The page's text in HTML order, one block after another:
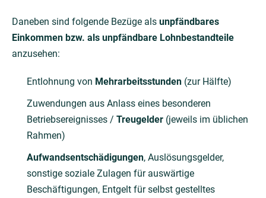
Daneben sind folgende Bezüge als unpfändbares
Einkommen bzw. als unpfändbare Lohnbestandteile
anzusehen:
Entlohnung von Mehrarbeitsstunden (zur Hälfte)
Zuwendungen aus Anlass eines besonderen
Betriebsereignisses / Treugelder (jeweils im üblichen
Rahmen)
Aufwandsentschädigungen, Auslösungsgelder,
sonstige soziale Zulagen für auswärtige
Beschäftigungen, Entgelt für selbst gestelltes